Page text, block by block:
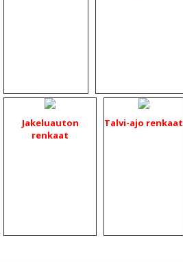
Jakeluauton
renkaat
Talvi-ajo renkaat